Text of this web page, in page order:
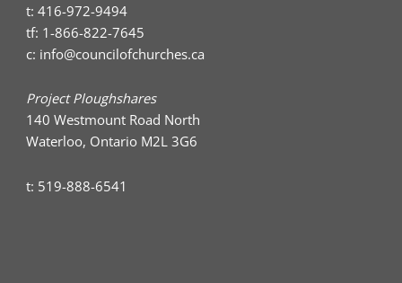
t:416-972-9494
tf: 1-866-822-7645
c: info@councilofchurches.ca
Project Ploughshares
140 Westmount Road North
Waterloo, Ontario M2L 3G6
t: 519-888-6541